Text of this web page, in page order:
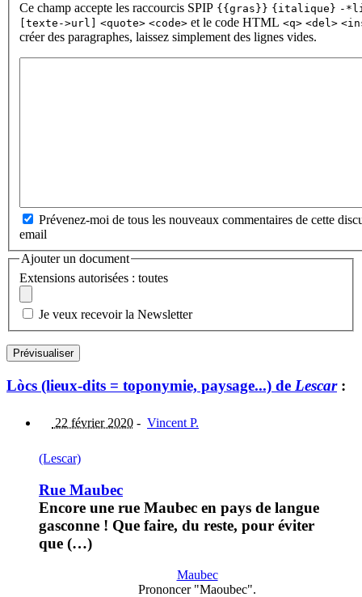
Ce champ accepte les raccourcis SPIP {{gras}} {italique} -
[texte->url]
<quote> <code> et le code HTML <q> <del>
créer des paragraphes, laissez simplement des lignes vides.
Prévenez-moi de tous les nouveaux commentaires de cette
email
Ajouter un document
Extensions autorisées : toutes
Je veux recevoir la Newsletter
Lòcs (lieux-dits = toponymie, paysage...) de Lescar:
22 février 2020 - Vincent P.
(Lescar)
Rue Maubec
Encore une rue Maubec en pays de langue
gasconne ! Que faire, du reste, pour éviter
que (…)
Maubec
Prononcer "Maoubec".